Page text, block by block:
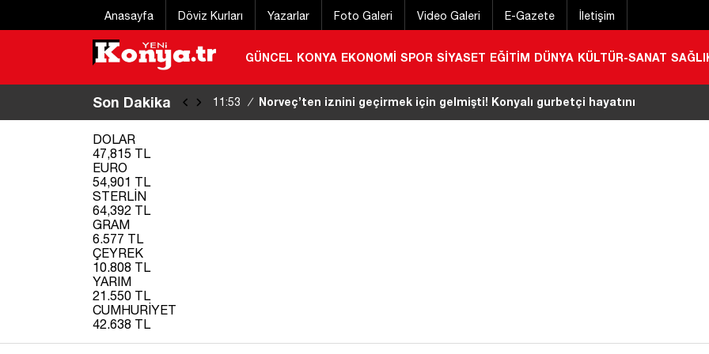
Anasayfa Döviz Kurları Yazarlar Foto Galeri Video Galeri E-Gazete İletişim
GÜNCEL KONYA EKONOMİ SPOR SİYASET EĞİTİM DÜNYA KÜLTÜR-SANAT
Son Dakika 11:50 / Denize giren 2 arkadaş boğuldu! |
DOLAR
47,815 TL
EURO
54,901 TL
STERLİN
64,392 TL
GRAM
6.577 TL
ÇEYREK
10.808 TL
YARIM
21.550 TL
CUMHURİYET
42.638 TL